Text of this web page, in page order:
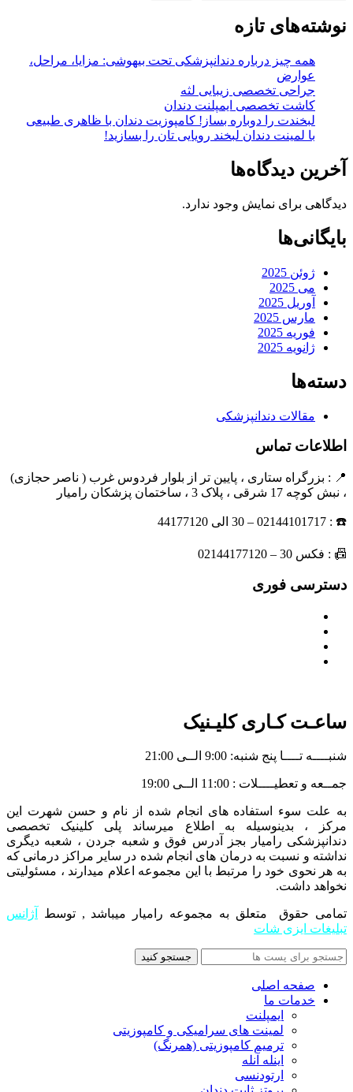
نوشته‌های تازه
همه چیز درباره دندانپزشکی تحت بیهوشی: مزایا، مراحل،
عوارض
جراحی تخصصی زیبایی لثه
کاشت تخصصی ایمپلنت دندان
لبخندت را دوباره بساز! کامپوزیت دندان با ظاهری طبیعی
با لمینت دندان لبخند رویایی‌ تان را بسازید!
آخرین دیدگاه‌ها
دیدگاهی برای نمایش وجود ندارد.
بایگانی‌ها
ژوئن 2025
می 2025
آوریل 2025
مارس 2025
فوریه 2025
ژانویه 2025
دسته‌ها
مقالات دندانپزشکی
اطلاعات تماس
📍 : بزرگراه ستاری ، پایین تر از بلوار فردوس غرب ( ناصر حجازی)
، نبش کوچه 17 شرقی ، پلاک 3 ، ساختمان پزشکان رامیار
☎️ : 02144101717 – 30 الی 44177120
📠 : فکس 30 – 02144177120
دسترسی فوری
ساعـت کـاری کلیـنیک
شنبــــه تــــا پنج شنبه: 9:00 الــی 21:00
جمــعه و تعطیــــلات : 11:00 الــی 19:00
به علت سوء استفاده های انجام شده از نام و حسن شهرت این
مرکز ، بدینوسیله به اطلاع میرساند پلی کلینیک تخصصی
دندانپزشکی رامیار بجز آدرس فوق و شعبه جردن ، شعبه دیگری
نداشته و نسبت به درمان های انجام شده در سایر مراکز درمانی که
به هر نحوی خود را مرتبط با این مجموعه اعلام میدارند ، مسئولیتی
نخواهد داشت.
تمامی حقوق متعلق به مجموعه رامیار میباشد , توسط
آژانس
تبلیغات ایزی شات
جستجو کنید
صفحه اصلی
خدمات ما
ایمپلنت
لمینت های سرامیکی و کامپوزیتی
ترمیم کامپوزیتی (همرنگ)
اینله آنله
ارتودنسی